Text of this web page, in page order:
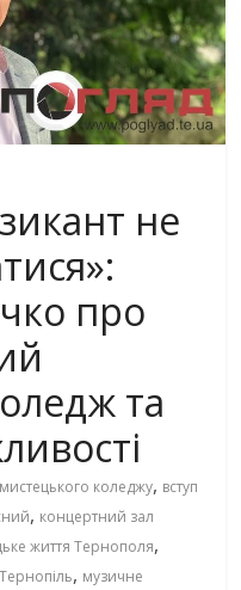
не
про
та
коледжу, вступ
, концертний зал
життя Тернополя,
, музичне